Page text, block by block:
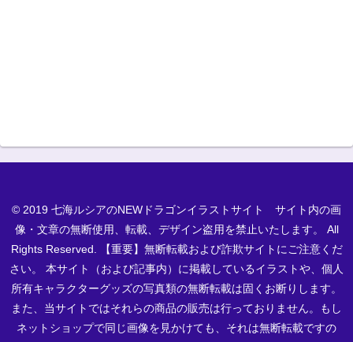
© 2019 七海ルシアのNEWドラゴンイラストサイト サイト内の画
像・文章の無断使用、転載、デザイン盗用を禁止いたします。 All
Rights Reserved. 【重要】無断転載および詐欺サイトにご注意くだ
さい。 本サイト（および記事内）に掲載しているイラストや、個人
所有キャラクターグッズの写真類の無断転載は固くお断りします。
また、当サイトではそれらの商品の販売は行っておりません。もし
ネットショップで同じ画像を見かけても、それは無断転載ですの